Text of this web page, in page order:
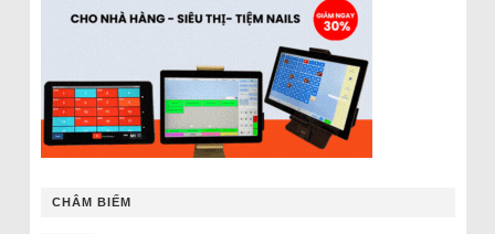
CHÂM BIẾM